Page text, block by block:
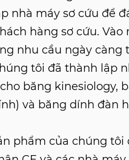
nhà máy sơ cứu để
hàng sơ cứu. Vào
nhu cầu ngày càng
tôi đã thành lập
băng kinesiology,
và băng dính đàn
phẩm của chúng tôi